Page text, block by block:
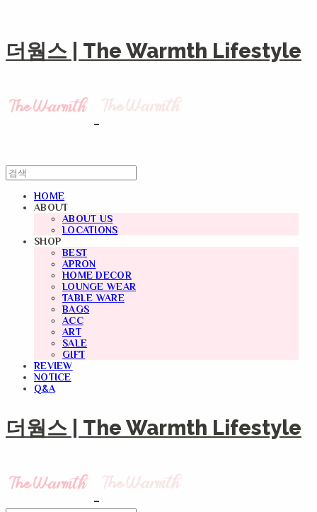
더웜스 | The Warmth Lifestyle
HOME
ABOUT
ABOUT US
LOCATIONS
SHOP
BEST
APRON
HOME DECOR
LOUNGE WEAR
TABLE WARE
BAGS
ACC
ART
SALE
GIFT
REVIEW
NOTICE
Q&A
더웜스 | The Warmth Lifestyle